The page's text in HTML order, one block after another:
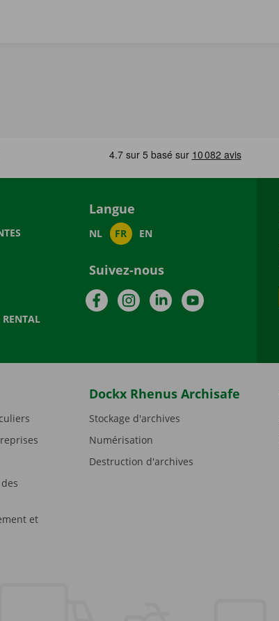
RENTAL
Langue
NL FR EN
Suivez-nous
FacebookInstagramLinkedInYouTube
et
Dockx Rhenus Archisafe
Stockage d'archives
Numérisation
Destruction d'archives